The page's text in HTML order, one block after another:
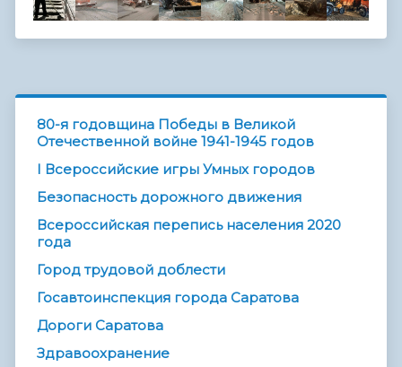
80-я годовщина Победы в Великой
Отечественной войне 1941-1945 годов
I Всероссийские игры Умных городов
Безопасность дорожного движения
Всероссийская перепись населения 2020
года
Город трудовой доблести
Госавтоинспекция города Саратова
Дороги Саратова
Здравоохранение